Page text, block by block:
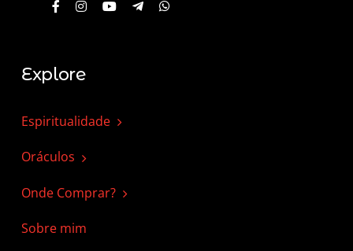
Explore
Espiritualidade
Oráculos
Onde Comprar?
Sobre mim